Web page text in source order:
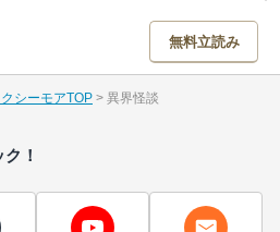
無料立読み
シーモアTOP 異界怪談
！